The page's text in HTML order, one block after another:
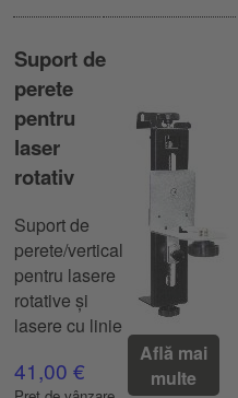
Suport de
perete
pentru
laser
rotativ
Suport de
perete/vertical
pentru lasere
rotative și
lasere cu linie
41,00 €
Află mai
multe